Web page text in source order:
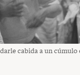
cabida a un cúmulo